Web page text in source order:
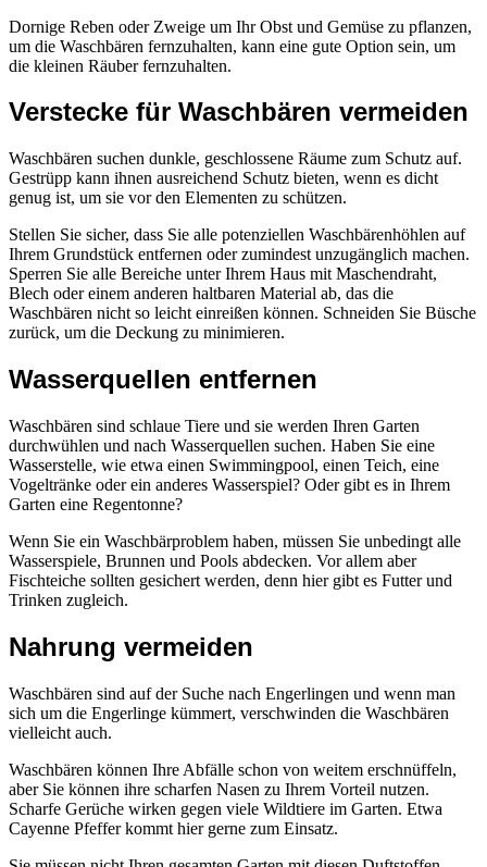
Dornige Reben oder Zweige um Ihr Obst und Gemüse zu pflanzen,
um die Waschbären fernzuhalten, kann eine gute Option sein, um
die kleinen Räuber fernzuhalten.
Verstecke für Waschbären vermeiden
Waschbären suchen dunkle, geschlossene Räume zum Schutz auf.
Gestrüpp kann ihnen ausreichend Schutz bieten, wenn es dicht
genug ist, um sie vor den Elementen zu schützen.
Stellen Sie sicher, dass Sie alle potenziellen Waschbärenhöhlen auf
Ihrem Grundstück entfernen oder zumindest unzugänglich machen.
Sperren Sie alle Bereiche unter Ihrem Haus mit Maschendraht,
Blech oder einem anderen haltbaren Material ab, das die
Waschbären nicht so leicht einreißen können. Schneiden Sie Büsche
zurück, um die Deckung zu minimieren.
Wasserquellen entfernen
Waschbären sind schlaue Tiere und sie werden Ihren Garten
durchwühlen und nach Wasserquellen suchen. Haben Sie eine
Wasserstelle, wie etwa einen Swimmingpool, einen Teich, eine
Vogeltränke oder ein anderes Wasserspiel? Oder gibt es in Ihrem
Garten eine Regentonne?
Wenn Sie ein Waschbärproblem haben, müssen Sie unbedingt alle
Wasserspiele, Brunnen und Pools abdecken. Vor allem aber
Fischteiche sollten gesichert werden, denn hier gibt es Futter und
Trinken zugleich.
Nahrung vermeiden
Waschbären sind auf der Suche nach Engerlingen und wenn man
sich um die Engerlinge kümmert, verschwinden die Waschbären
vielleicht auch.
Waschbären können Ihre Abfälle schon von weitem erschnüffeln,
aber Sie können ihre scharfen Nasen zu Ihrem Vorteil nutzen.
Scharfe Gerüche wirken gegen viele Wildtiere im Garten. Etwa
Cayenne Pfeffer kommt hier gerne zum Einsatz.